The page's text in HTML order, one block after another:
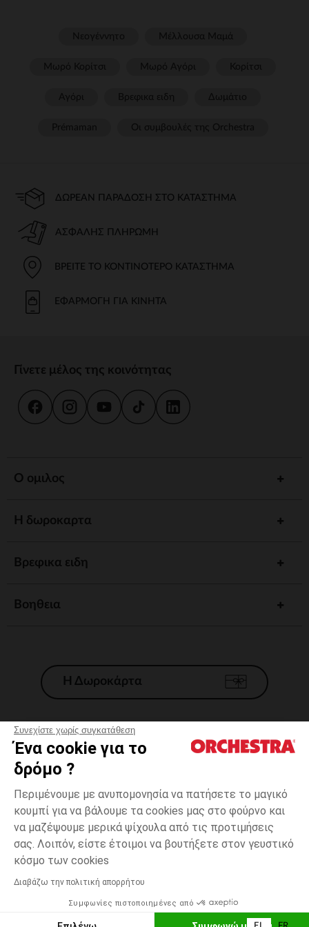
Συνεχίστε χωρίς συγκατάθεση
Ένα cookie για το
δρόμο ?
Περιμένουμε με ανυπομονησία να πατήσετε το μαγικό
κουμπί για να βάλουμε τα cookies μας στο φούρνο και
να μαζέψουμε μερικά ψίχουλα από τις προτιμήσεις
σας. Λοιπόν, είστε έτοιμοι να βουτήξετε στον γευστικό
κόσμο των cookies
Διαβάζω την πολιτική απορρήτου
Συμφωνίες πιστοποιημένες από
Με
one
Δυνατότητα πληρωμής με
ΠΡΟΣΘΉΚΗ ΣΤΟ ΚΑΛΆΘΙ
ΔΩΡΕΆΝ ΠΑΡΆΔΟΣΗ ΣΤΟ ΚΑΤΆΣΤΗΜΑ
ΑΣΦΑΛΉΣ ΠΛΗΡΩΜΉ
ΒΡΕΊΤΕ ΤΟ ΚΟΝΤΙΝΌΤΕΡΟ ΚΑΤΆΣΤΗΜΑ
ΕΦΑΡΜΟΓΉ ΓΙΑ ΚΙΝΗΤΆ
Γίνετε μέλος της κοινότητας
Ο ομιλος
Η δωροκαρτα
Βρεφικα ειδη
Βοηθεια
Η Δωροκάρτα
Γενικοί 'Οροι Πώλησης
*Εμπορικες προσφορες
Προσωπικά δεδομένα
Διαχείρηση των cookies
Προσβασιμότητα: μη συμμορφούμενη
H Orchestra συμμετέχει στον κωδικά δεοντολογίας και στο σύστημα
μεσολάβησης της Γαλλικής Ομοσπονδίας Ηλεκτρονικού Εμπορίου.